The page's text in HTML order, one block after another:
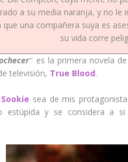
a su media naranja, y no le
que una compañera suya es
su vida corre
'' es la primera novela
televisión, True Blood.
Sookie sea de mis
estúpida y se considera a si